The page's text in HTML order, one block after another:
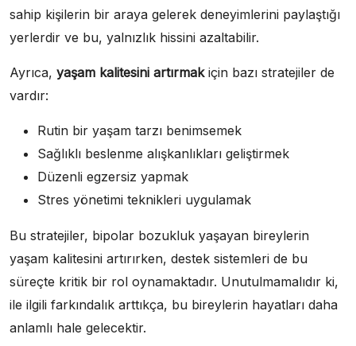
sahip kişilerin bir araya gelerek deneyimlerini paylaştığı
yerlerdir ve bu, yalnızlık hissini azaltabilir.
Ayrıca, yaşam kalitesini artırmakiçin bazı stratejiler de
vardır:
Rutin bir yaşam tarzı benimsemek
Sağlıklı beslenme alışkanlıkları geliştirmek
Düzenli egzersiz yapmak
Stres yönetimi teknikleri uygulamak
Bu stratejiler, bipolar bozukluk yaşayan bireylerin
yaşam kalitesini artırırken, destek sistemleri de bu
süreçte kritik bir rol oynamaktadır. Unutulmamalıdır ki,
ile ilgili farkındalık arttıkça, bu bireylerin hayatları daha
anlamlı hale gelecektir.